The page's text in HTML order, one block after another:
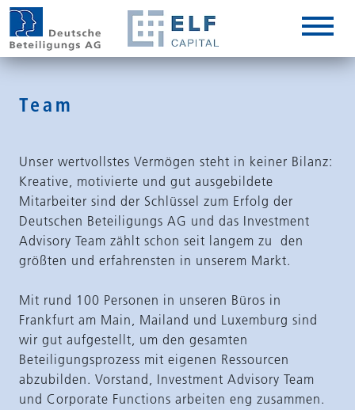
Team
Unser wertvollstes Vermögen steht in keiner Bilanz:
Kreative, motivierte und gut ausgebildete
Mitarbeiter sind der Schlüssel zum Erfolg der
Deutschen Beteiligungs AG und das Investment
Advisory Team zählt schon seit langem zu den
größten und erfahrensten in unserem Markt.
Mit rund 100 Personen in unseren Büros in
Frankfurt am Main, Mailand und Luxemburg sind
wir gut aufgestellt, um den gesamten
Beteiligungsprozess mit eigenen Ressourcen
abzubilden. Vorstand, Investment Advisory Team
und Corporate Functions arbeiten eng zusammen.